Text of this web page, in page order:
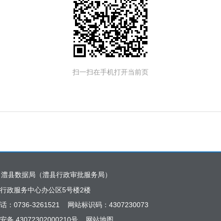
扫一扫在手机打开当前页
县数据局（澧县行政审批服务局）
政服务中心办公区5号楼2楼
：0736-3261521 网站标识码：4307230073